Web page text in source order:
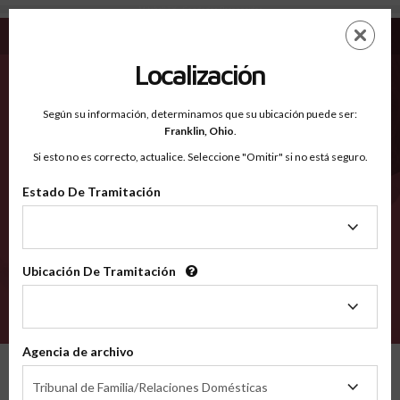
Mitchell TX - Condados Reconocidos
EN
Condados Reconocidos
2600
Localización
Según su información, determinamos que su ubicación puede ser:
Franklin, Ohio.
Si esto no es correcto, actualice. Seleccione "Omitir" si no está seguro.
Estado De Tramitación
Tramitación
Ubicación De Tramitación
Tramitación
Agencia de archivo
Tribunal de Familia/Relaciones Domésticas
de